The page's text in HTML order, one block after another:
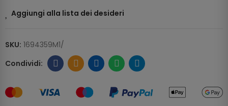
Aggiungi alla lista dei desideri
SKU: 1694359M1/